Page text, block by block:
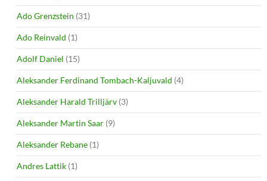
Ado Grenzstein (31)
Ado Reinvald (1)
Adolf Daniel (15)
Aleksander Ferdinand Tombach-Kaljuvald (4)
Aleksander Harald Trilljärv (3)
Aleksander Martin Saar (9)
Aleksander Rebane (1)
Andres Lattik (1)